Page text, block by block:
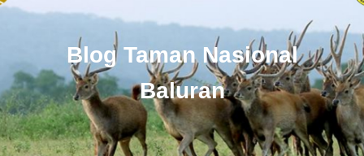
Blog Taman Nasional
Baluran